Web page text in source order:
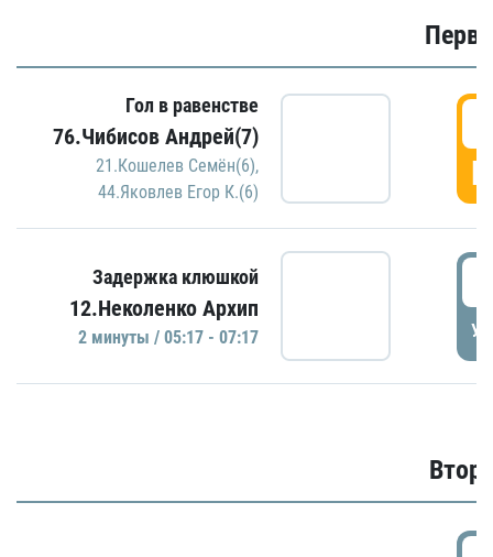
Гол в равенстве
76.Чибисов Андрей(7)
21.Кошелев Семён(6),
44.Яковлев Егор К.(6)
Задержка клюшкой
12.Неколенко Архип
2 минуты / 05:17 - 07:17